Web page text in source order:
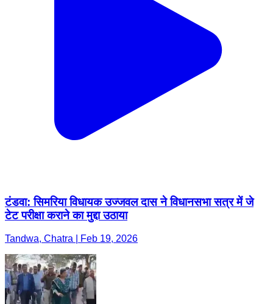
टंडवा: सिमरिया विधायक उज्जवल दास ने विधानसभा सत्र में जे
टेट परीक्षा कराने का मुद्दा उठाया
Tandwa, Chatra | Feb 19, 2026